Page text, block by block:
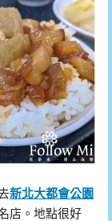
新北大都會公園
店。地點很好